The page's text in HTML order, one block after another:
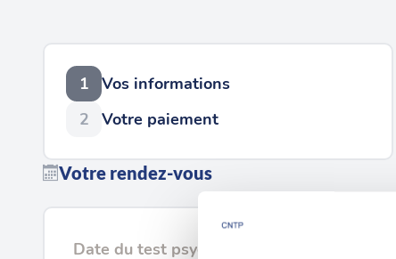
1
Vos informations
2
Votre paiement
Votre rendez-vous
Date du test psychotechnique